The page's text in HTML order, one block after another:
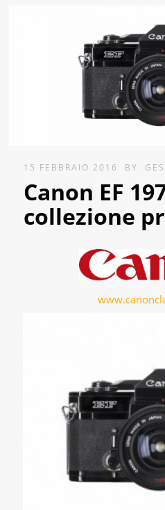
15 FEBBRAIO 2016 BY
Canon EF
collezione